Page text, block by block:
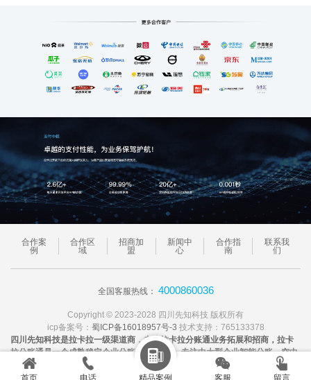

首页

电话

精品案例

客服

留言
合作案
例
合作区
域
招商加
盟
新闻中
心
合作指
南
联系我
们
全国客服热线： 4000860036
Copyright © 2023-2028 四川先知科技 版权所有
icp备案号： 蜀ICP备16018957号-3 技术支持：765133378
四川先知科技是拉卡拉一级渠道商，专注拉卡拉分账通业务拓展和招商，拉卡
拉分账通是一个成熟稳定企业分账SaSa系统，专注中大型企业智能分账、空中
分账解决方案和技术支持！